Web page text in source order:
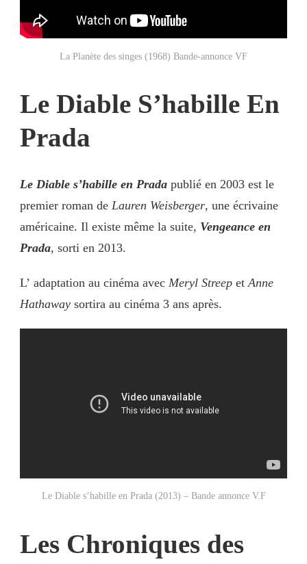
La Planète des singes (1968) Bande-annonce VF
Le Diable S’habille En
Prada
Le Diable s’habille en Prada publié en 2003 est le
premier roman de Lauren Weisberger, une écrivaine
américaine. Il existe même la suite, Vengeance en
Prada, sorti en 2013.
L’ adaptation au cinéma avec Meryl Streep etAnne
Hathaway sortira au cinéma 3 ans après.
Le Diable s’habille en Prada (2013) – Bande annonce V.F
Les Chroniques des